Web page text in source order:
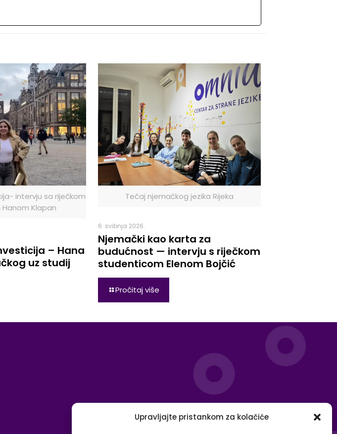
Upravljajte pristankom za kolačiće
intervju sa riječkom
Klapan
– Hana
uz studij
Tečaj njemačkog jezika Rijeka
6. svibnja 2026.
Njemački kao karta za
budućnost — intervju s riječkom
studenticom Elenom Bojčić
Pročitaj više